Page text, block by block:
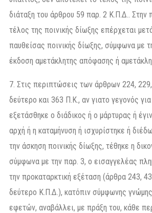
διάταξη του άρθρου 59 παρ. 2 Κ.Π.Δ.. Στην
τέλος της ποινικής δίωξης επέρχεται
παυθείσας ποινικής δίωξης, σύμφωνα με
έκδοση αμετάκλητης απόφασης ή
7. Στις περιπτώσεις των άρθρων 224,
δεύτερο και 363 Π.Κ., αν γιατο γεγονός
εξετάσθηκε ο διάδικος ή ο μάρτυρας ή
αρχή ή η καταμήνυση ή ισχυρίστηκε ή
την άσκηση ποινικής δίωξης, τέθηκε η
σύμφωνα με την παρ. 3, ο εισαγγελέας
την προκαταρκτική εξέταση (άρθρα 243,
δεύτερο Κ.Π.Δ.), κατόπιν σύμφωνης
εφετών, αναβάλλει, με πράξη του, κάθε